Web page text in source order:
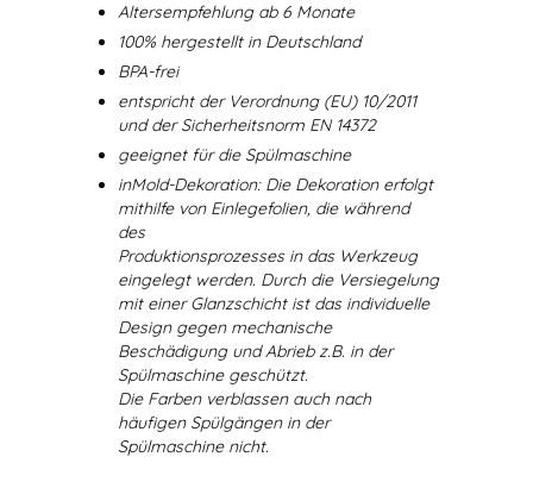
Altersempfehlung ab 6 Monate
100% hergestellt in Deutschland
BPA-frei
entspricht der Verordnung (EU) 10/2011
und der Sicherheitsnorm EN 14372
geeignet für die Spülmaschine
inMold-Dekoration: Die Dekoration erfolgt
mithilfe von Einlegefolien, die während
des
Produktionsprozesses in das Werkzeug
eingelegt werden. Durch die Versiegelung
mit einer Glanzschicht ist das individuelle
Design gegen mechanische
Beschädigung und Abrieb z.B. in der
Spülmaschine geschützt.
Die Farben verblassen auch nach
häufigen Spülgängen in der
Spülmaschine nicht.